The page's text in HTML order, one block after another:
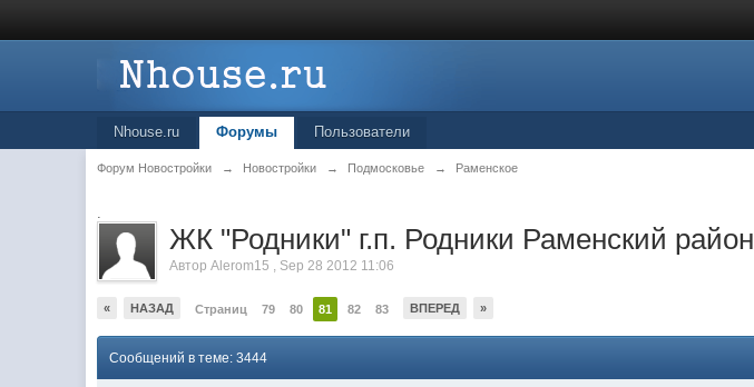
Nhouse.ru Форумы Пользователи
Форум Новостройки → Новостройки → Подмосковье → Раменское
.
ЖК "Родники" г.п. Родники Раменский район
АвторAlerom15 , Sep 28 2012 11:06
« НАЗАД Страниц 79 80 81 82 83 ВПЕРЕД »
Сообщений в теме: 3444